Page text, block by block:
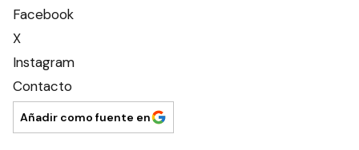
Facebook
X
Instagram
Contacto
Añadir como fuente en